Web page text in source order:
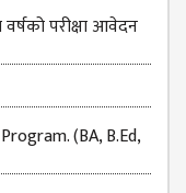
परीक्षा आवेदन
(BA, B.Ed,